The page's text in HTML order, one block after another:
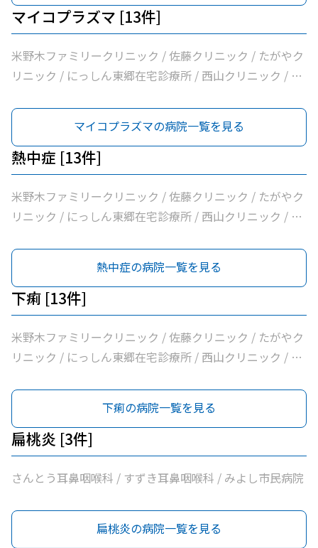
マイコプラズマ [13件]
米野木ファミリークリニック / 佐藤クリニック / たがやク
リニック / にっしん東郷在宅診療所 / 西山クリニック / 医
外科三好クリニック / みすクリニック / たきざわ胃腸科外
科 / 医療法人白宇会天王内科 / 永井医院 / みよし市民病院
マイコプラズマの病院一覧を見る
熱中症 [13件]
米野木ファミリークリニック / 佐藤クリニック / たがやク
リニック / にっしん東郷在宅診療所 / 西山クリニック / 医
外科三好クリニック / みすクリニック / たきざわ胃腸科外
科 / 医療法人白宇会天王内科 / 永井医院 / みよし市民病院
熱中症の病院一覧を見る
下痢 [13件]
米野木ファミリークリニック / 佐藤クリニック / たがやク
リニック / にっしん東郷在宅診療所 / 西山クリニック / 医
外科三好クリニック / みすクリニック / たきざわ胃腸科外
科 / 医療法人白宇会天王内科 / 永井医院 / みよし市民病院
下痢の病院一覧を見る
扁桃炎 [3件]
さんとう耳鼻咽喉科 / すずき耳鼻咽喉科 / みよし市民病院
扁桃炎の病院一覧を見る